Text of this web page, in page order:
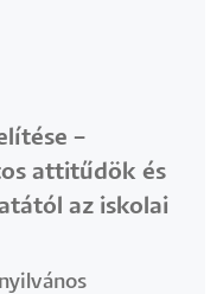
–
attitűdök és
az iskolai